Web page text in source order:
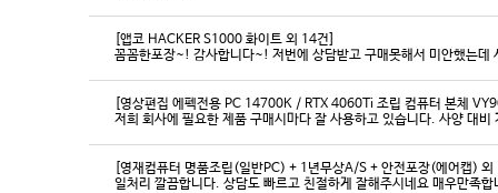
[앱코 HACKER S1000 화이트 외 14건]
꼼꼼한포장~! 감사합니다~! 저번에 상담받고 구매못해서 미안했는
[영상편집 에펙전용 PC 14700K / RTX 4060Ti 조립 컴퓨터 본체
[영재컴퓨터 명품조립(일반PC) + 1년무상A/S + 안전포장(에어캡)
일처리 깔끔합니다. 상담도 빠르고 친절하게 잘해주시네요 매우만족